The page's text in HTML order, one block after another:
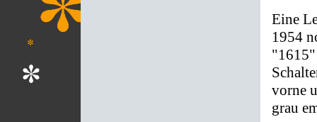
Eine
1954
"1615"
vorne
grau